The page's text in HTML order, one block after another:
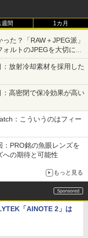
週間 1カ月
た？「RAW＋JPEG派」
ルトのJPEGを大切にす
放射冷却素材を採用した
高密閉で保冷効果が高い
：こういうのはフィー
PRO銘の魚眼レンズを
への期待と可能性
もっと見る
「AINOTE 2」は